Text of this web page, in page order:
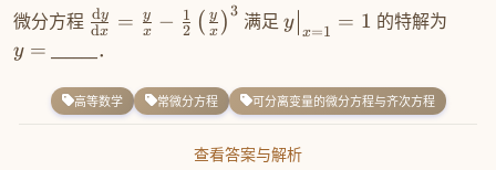
微分方程 dx
dy = x
y − 2
1 ( x
y )3 满足y
x=1 = 1 的特解为
y = ______．
高等数学 常微分方程 可分离变量的微分方程与齐次方程
查看答案与解析